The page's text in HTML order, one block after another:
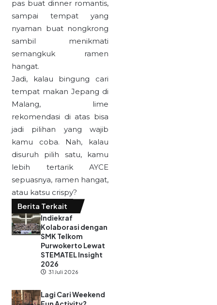
cocok buat makan puas
bareng teman, ada yang
pas buat dinner romantis,
sampai tempat yang
nyaman buat nongkrong
sambil menikmati
semangkuk ramen
hangat.
Jadi, kalau bingung cari
tempat makan Jepang di
Malang, lime
rekomendasi di atas bisa
jadi pilihan yang wajib
kamu coba. Nah, kalau
disuruh pilih satu, kamu
lebih tertarik AYCE
sepuasnya, ramen hangat,
atau katsu crispy?
Berita Terkait
Indiekraf
Kolaborasi dengan
SMK Telkom
Purwokerto Lewat
2026
31 Juli 2026